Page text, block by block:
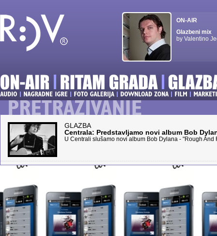
ON-AIR
Glazbeni mix
by Valentino
GLAZBA
Centrala: Predstavljamo novi album Bob
U Centrali slušamo novi album Bob Dylana - "Rough And